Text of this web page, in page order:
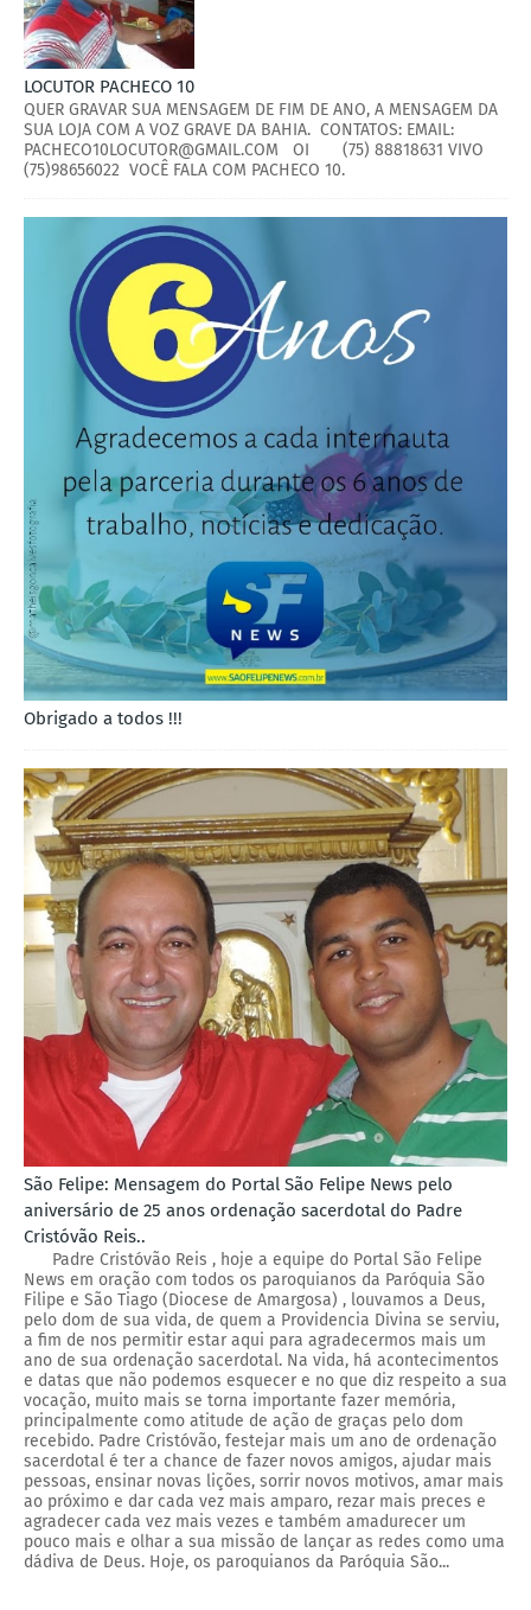
LOCUTOR PACHECO 10
QUER GRAVAR SUA MENSAGEM DE FIM DE ANO, A MENSAGEM DA
SUA LOJA COM A VOZ GRAVE DA BAHIA. CONTATOS: EMAIL:
PACHECO10LOCUTOR@GMAIL.COM OI (75) 88818631 VIVO
(75)98656022 VOCÊ FALA COM PACHECO 10.
Obrigado a todos !!!
São Felipe: Mensagem do Portal São Felipe News pelo
aniversário de 25 anos ordenação sacerdotal do Padre
Cristóvão Reis..
Padre Cristóvão Reis , hoje a equipe do Portal São Felipe
News em oração com todos os paroquianos da Paróquia São
Filipe e São Tiago (Diocese de Amargosa) , louvamos a Deus,
pelo dom de sua vida, de quem a Providencia Divina se serviu,
a fim de nos permitir estar aqui para agradecermos mais um
ano de sua ordenação sacerdotal. Na vida, há acontecimentos
e datas que não podemos esquecer e no que diz respeito a sua
vocação, muito mais se torna importante fazer memória,
principalmente como atitude de ação de graças pelo dom
recebido. Padre Cristóvão, festejar mais um ano de ordenação
sacerdotal é ter a chance de fazer novos amigos, ajudar mais
pessoas, ensinar novas lições, sorrir novos motivos, amar mais
ao próximo e dar cada vez mais amparo, rezar mais preces e
agradecer cada vez mais vezes e também amadurecer um
pouco mais e olhar a sua missão de lançar as redes como uma
dádiva de Deus. Hoje, os paroquianos da Paróquia São...